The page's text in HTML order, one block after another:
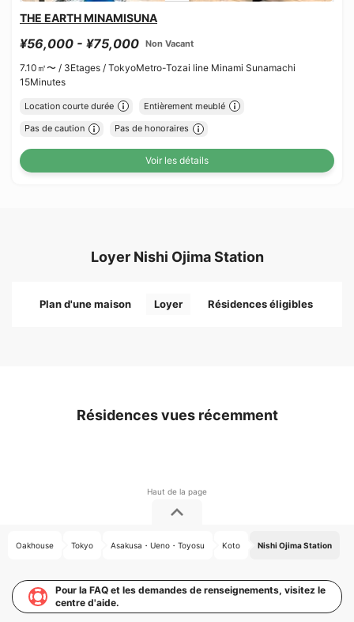
THE EARTH MINAMISUNA
¥56,000 - ¥75,000 Non Vacant
7.10㎡〜 / 3Etages / TokyoMetro-Tozai line Minami Sunamachi
15Minutes
Location courte durée Entièrement meublé
Pas de caution Pas de honoraires
Voir les détails
Loyer Nishi Ojima Station
Plan d'une maison Loyer Résidences éligibles
Résidences vues récemment
Oakhouse Tokyo Asakusa・Ueno・Toyosu Koto Nishi Ojima Station
Pour la FAQ et les demandes de renseignements, visitez le
centre d'aide.